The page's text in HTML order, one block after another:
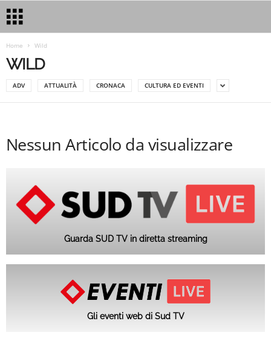
Home Wild
WILD
ADV ATTUALITÀ CRONACA CULTURA ED EVENTI
Nessun Articolo da visualizzare
Guarda SUD TV in diretta streaming
Gli eventi web di Sud TV